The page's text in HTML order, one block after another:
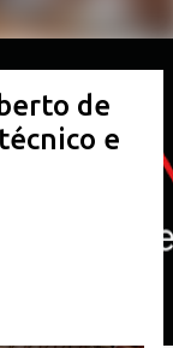
de
e